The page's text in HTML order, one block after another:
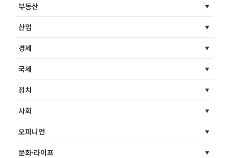
부동산
산업
경제
국제
정치
사회
오피니언
문화·라이프